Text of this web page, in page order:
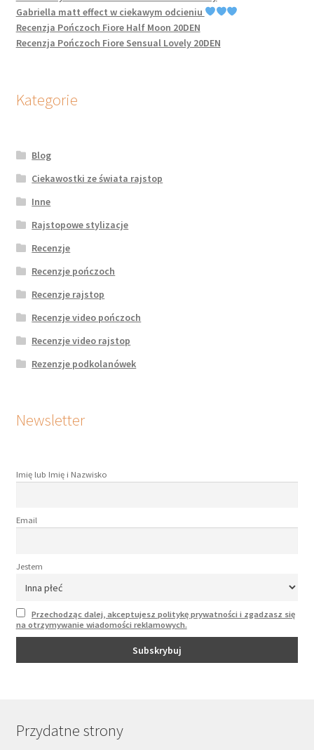
Gabriella matt effect w ciekawym odcieniu
Recenzja Pończoch Fiore Half Moon 20DEN
Recenzja Pończoch Fiore Sensual Lovely 20DEN
Kategorie
Blog
Ciekawostki ze świata rajstop
Inne
Rajstopowe stylizacje
Recenzje
Recenzje pończoch
Recenzje rajstop
Recenzje video pończoch
Recenzje video rajstop
Rezenzje podkolanówek
Newsletter
Imię lub Imię i Nazwisko
Email
Jestem
Przechodząc dalej, akceptujesz politykę prywatności i zgadzasz się
na otrzymywanie wiadomości reklamowych.
Przydatne strony